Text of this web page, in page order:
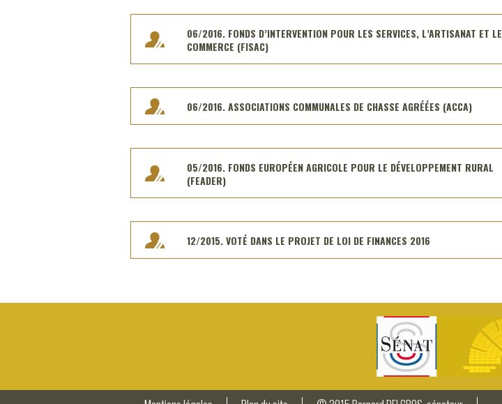
06/2016. FONDS D’INTERVENTION POUR LES SERVICES, L’ARTISANAT ET LE
COMMERCE (FISAC)
06/2016. ASSOCIATIONS COMMUNALES DE CHASSE AGRÉÉES (ACCA)
05/2016. FONDS EUROPÉEN AGRICOLE POUR LE DÉVELOPPEMENT RURAL
(FEADER)
12/2015. VOTÉ DANS LE PROJET DE LOI DE FINANCES 2016